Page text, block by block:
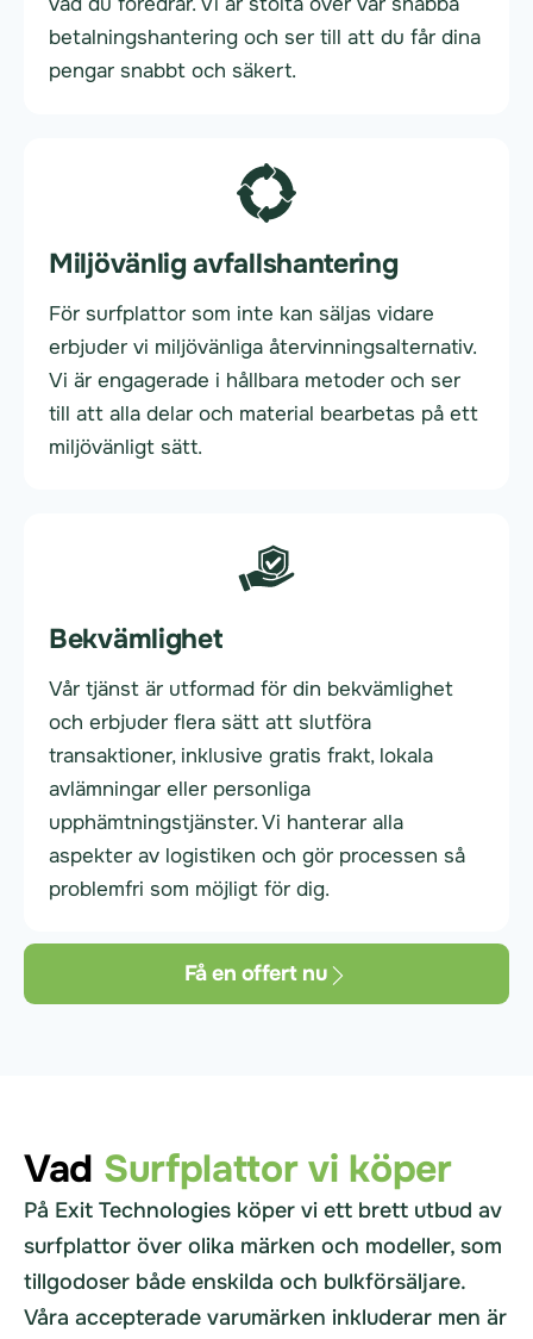
betalningshantering och ser till att du får dina
pengar snabbt och säkert.
Miljövänlig avfallshantering
För surfplattor som inte kan säljas vidare
erbjuder vi miljövänliga återvinningsalternativ.
Vi är engagerade i hållbara metoder och ser
till att alla delar och material bearbetas på ett
miljövänligt sätt.
Bekvämlighet
Vår tjänst är utformad för din bekvämlighet
och erbjuder flera sätt att slutföra
transaktioner, inklusive gratis frakt, lokala
avlämningar eller personliga
upphämtningstjänster. Vi hanterar alla
aspekter av logistiken och gör processen så
problemfri som möjligt för dig.
Få en offert nu
Vad Surfplattor vi köper
På Exit Technologies köper vi ett brett utbud av
surfplattor över olika märken och modeller, som
tillgodoser både enskilda och bulkförsäljare.
Våra accepterade varumärken inkluderar men är